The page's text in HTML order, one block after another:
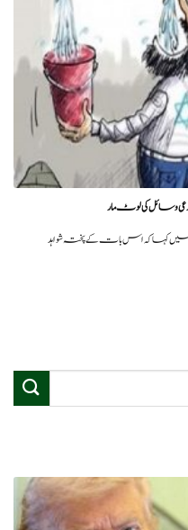
زرعی وسائل کی لوٹ مار
کہا کہ اس بات کے پختہ شواہد